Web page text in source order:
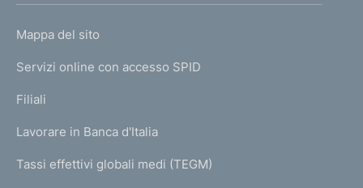
m
e
a
g
L
N
K
T
I
Mappa del sito
Servizi online con accesso SPID
Filiali
Lavorare in Banca d'Italia
Tassi effettivi globali medi (TEGM)